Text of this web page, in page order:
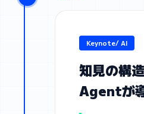
Keynote/ AI
知見の構
Agentが